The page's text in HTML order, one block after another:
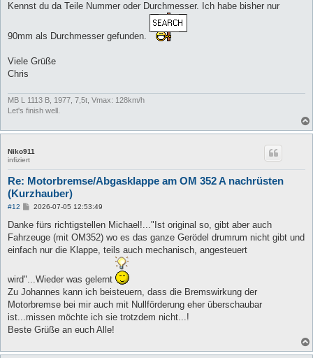
Kennst du da Teile Nummer oder Durchmesser. Ich habe bisher nur
90mm als Durchmesser gefunden.
Viele Grüße
Chris
MB L 1113 B, 1977, 7,5t, Vmax: 128km/h
Let's finish well.
Niko911
infiziert
Re: Motorbremse/Abgasklappe am OM 352 A nachrüsten
(Kurzhauber)
#12
B
i
r
a
2026-07-05 12:53:49
Danke fürs richtigstellen Michael!..."Ist original so, gibt aber auch
Fahrzeuge (mit OM352) wo es das ganze Gerödel drumrum nicht gibt und
einfach nur die Klappe, teils auch mechanisch, angesteuert
wird"...Wieder was gelernt
Zu Johannes kann ich beisteuern, dass die Bremswirkung der
Motorbremse bei mir auch mit Nullförderung eher überschaubar
ist...missen möchte ich sie trotzdem nicht...!
Beste Grüße an euch Alle!